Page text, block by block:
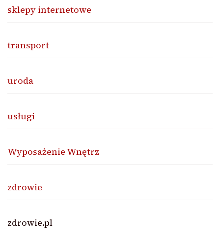
sklepy internetowe
transport
uroda
usługi
Wyposażenie Wnętrz
zdrowie
zdrowie.pl